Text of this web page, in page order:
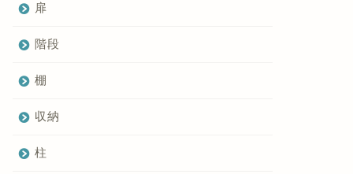
扉
階段
棚
収納
柱